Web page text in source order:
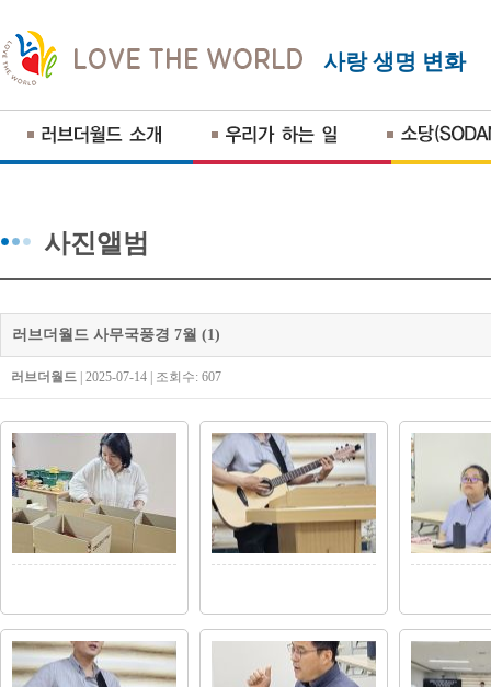
사랑 생명 변화
사진앨범
러브더월드 사무국풍경 7월 (1)
러브더월드 | 2025-07-14 | 조회수: 607